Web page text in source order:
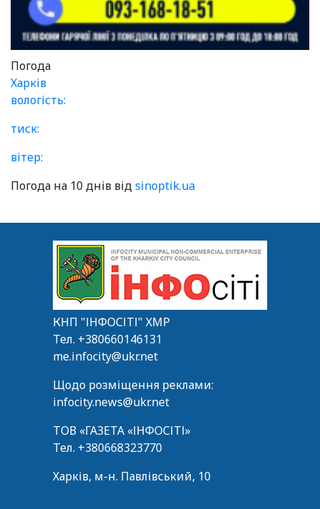
Погода
Харків
вологість:
тиск:
вітер:
Погода на 10 днів відsinoptik.ua
КНП "ІНФОСІТІ" ХМР
Тел. +380660146131
me.infocity@ukr.net
Щодо розміщення реклами:
infocity.news@ukr.net
ТОВ «ГАЗЕТА «ІНФОСІТІ»
Тел. +380668323770
Харків, м-н. Павлівський, 10